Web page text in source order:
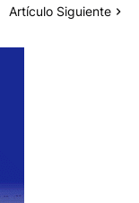
Artículo Siguiente